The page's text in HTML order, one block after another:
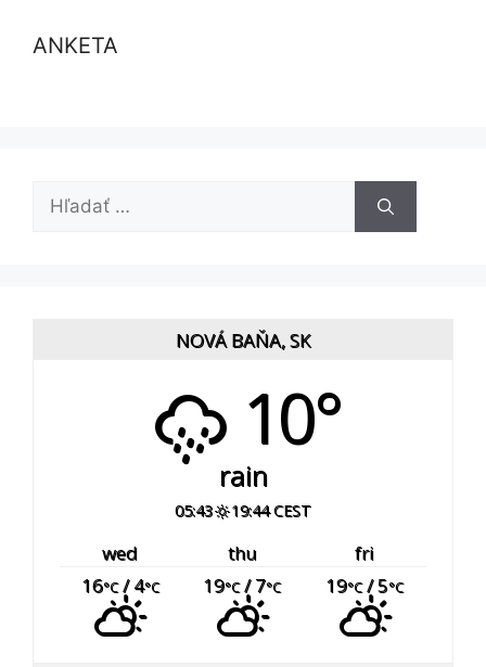
ANKETA
Hľadať:
NOVÁ BAŇA, SK
10°
rain
05:43 19:44 CEST
wed thu
fri
16°C/ 4°C 19°C/ 7°C 19°C/ 5°C